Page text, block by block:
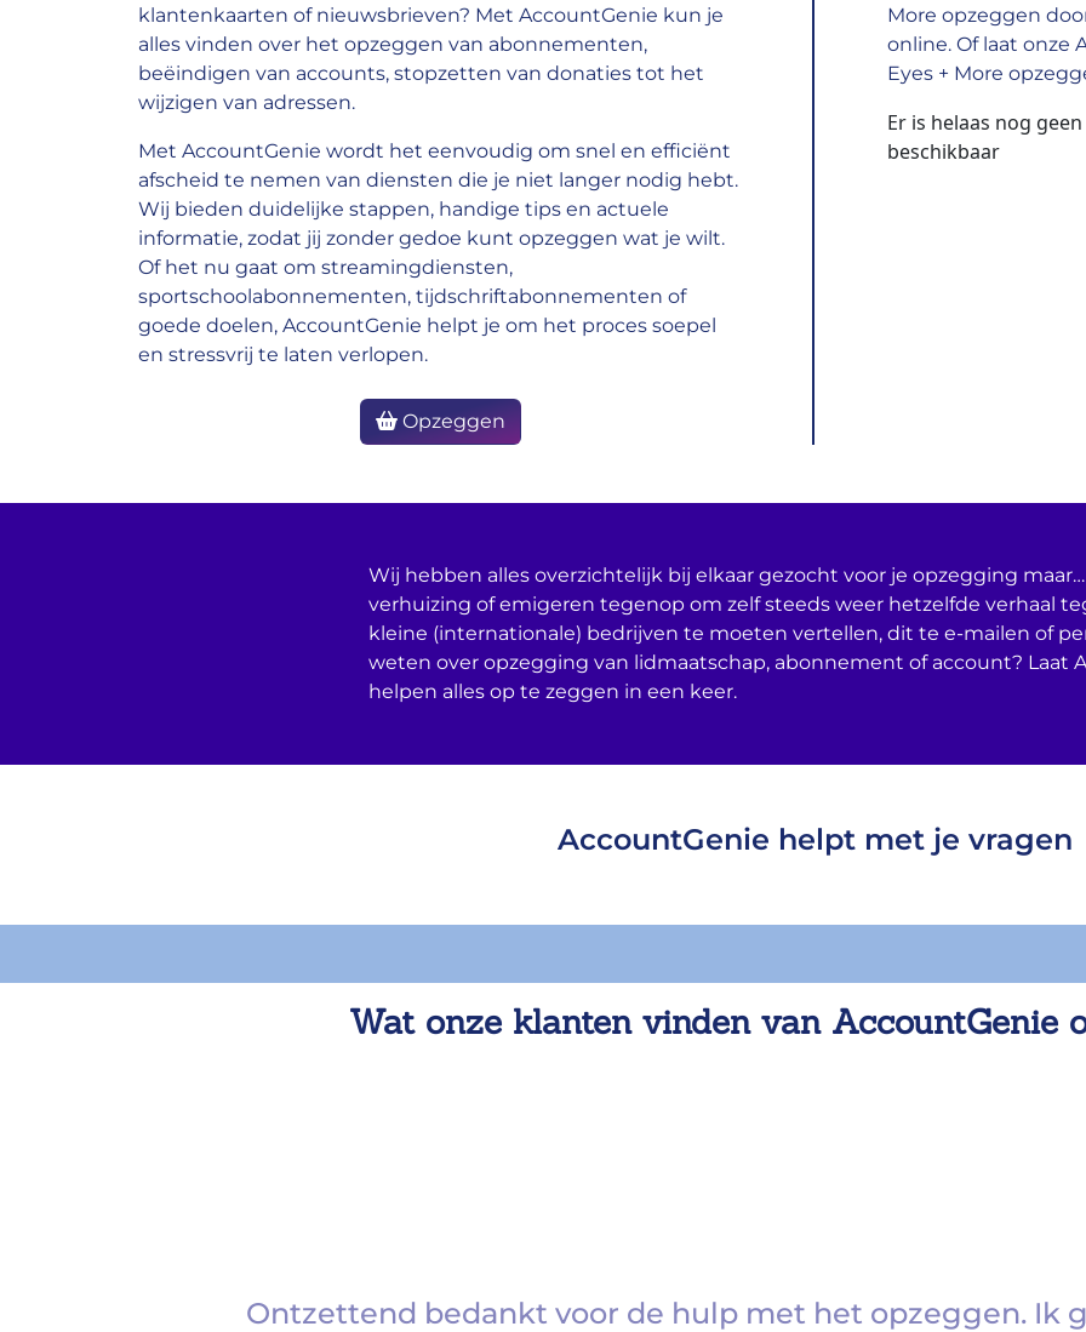
klantenkaarten of nieuwsbrieven? Met AccountGenie kun je
alles vinden over het opzeggen van abonnementen,
beëindigen van accounts, stopzetten van donaties tot het
wijzigen van adressen.
Met AccountGenie wordt het eenvoudig om snel en efficiënt
afscheid te nemen van diensten die je niet langer nodig hebt.
Wij bieden duidelijke stappen, handige tips en actuele
informatie, zodat jij zonder gedoe kunt opzeggen wat je wilt.
Of het nu gaat om streamingdiensten,
sportschoolabonnementen, tijdschriftabonnementen of
goede doelen, AccountGenie helpt je om het proces soepel
en stressvrij te laten verlopen.
Opzeggen
More opzeggen
online. Of laat onze
Eyes + More
Er is helaas nog
beschikbaar
Wij hebben alles overzichtelijk bij elkaar gezocht voor je opzegging maar…
verhuizing of emigeren tegenop om zelf steeds weer hetzelfde verhaal
kleine (internationale) bedrijven te moeten vertellen, dit te e-mailen of
weten over opzegging van lidmaatschap, abonnement of account? Laat
helpen alles op te zeggen in een keer.
AccountGenie helpt met je vragen
Wat onze klanten vinden van AccountGenie
Ontzettend bedankt voor de hulp met het opzeggen. Ik